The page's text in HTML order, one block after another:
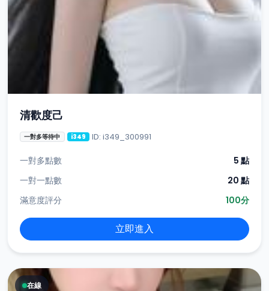
清歡度己
一對多等待中 i349 ID: i349_300991
一對多點數
5 點
一對一點數
20 點
滿意度評分
100分
立即進入
在線